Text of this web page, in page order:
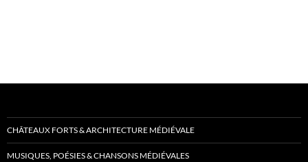
CHÂTEAUX FORTS & ARCHITECTURE MÉDIÉVALE
MUSIQUES, POÉSIES & CHANSONS MÉDIÉVALES